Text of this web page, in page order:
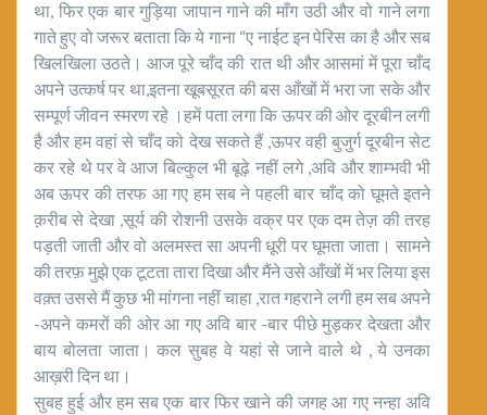
था, फिर एक बार गुड़िया जापान गाने की माँग उठी और वो गाने लगा
गाते हुए वो जरूर बताता कि ये गाना “ए नाईट इन पेरिस का है और सब
खिलखिला उठते। आज पूरे चाँद की रात थी और आसमां में पूरा चाँद
अपने उत्कर्ष पर था,इतना खूबसूरत की बस आँखों में भरा जा सके और
सम्पूर्ण जीवन स्मरण रहे ।हमें पता लगा कि ऊपर की ओर दूरबीन लगी
है और हम वहां से चाँद को देख सकते हैं ,ऊपर वही बुजुर्ग दूरबीन सेट
कर रहे थे पर वे आज बिल्कुल भी बूढ़े नहीं लगे ,अवि और शाम्भवी भी
अब ऊपर की तरफ आ गए हम सब ने पहली बार चाँद को घूमते इतने
क़रीब से देखा ,सूर्य की रोशनी उसके वक्र पर एक दम तेज़ की तरह
पड़ती जाती और वो अलमस्त सा अपनी धूरी पर घूमता जाता। सामने
की तरफ़ मुझे एक टूटता तारा दिखा और मैंने उसे आँखों में भर लिया इस
वक़्त उससे मैं कुछ भी मांगना नहीं चाहा ,रात गहराने लगी हम सब अपने
-अपने कमरों की ओर आ गए अवि बार -बार पीछे मुड़कर देखता और
बाय बोलता जाता। कल सुबह वे यहां से जाने वाले थे , ये उनका
आख़री दिन था।
सुबह हुई और हम सब एक बार फिर खाने की जगह आ गए नन्हा अवि